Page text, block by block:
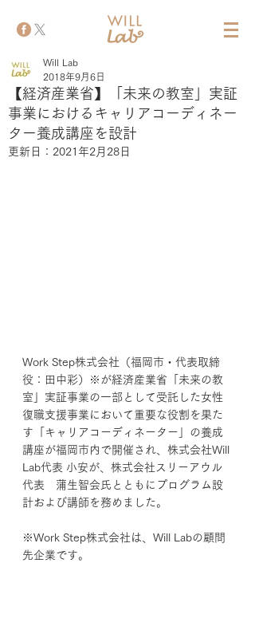
【経済産業省】「未来の教室」実証
事業におけるキャリアコーディネー
ター養成講座を設計
Will Lab
2018年9月6日
更新日： 2021年2月28日
Work Step株式会社（福岡市・代表取締
役：田中彩）※が経済産業省「未来の教
室」実証事業の一部として受託した女性
復職支援事業において重要な役割を果た
す「キャリアコーディネーター」の養成
講座が福岡市内で開催され、株式会社Will
Lab代表 小安が、株式会社スリーアウル
代表　蒲生智会氏とともにプログラム設
計および講師を務めました。
※Work Step株式会社は、Will Labの顧問
先企業です。